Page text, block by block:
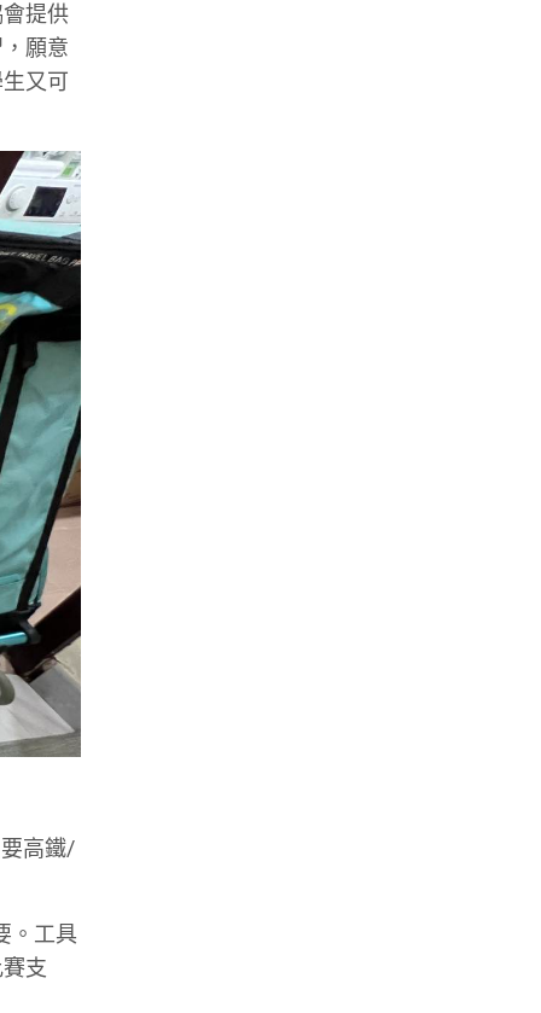
提供
願意
又可
高鐵/
。工具
支